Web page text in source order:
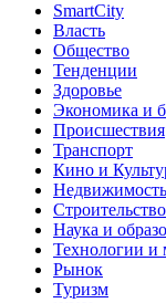
SmartCity
Власть
Общество
Тенденции
Здоровье
Экономика и
Происшествия
Транспорт
Кино и
Недвижимость
Строительство
Наука и
Технологии и
Рынок
Туризм